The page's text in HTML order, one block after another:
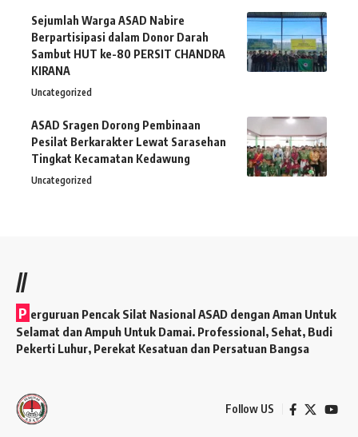
Sejumlah Warga ASAD Nabire
Berpartisipasi dalam Donor Darah
Sambut HUT ke-80 PERSIT CHANDRA
KIRANA
Uncategorized
ASAD Sragen Dorong Pembinaan
Pesilat Berkarakter Lewat Sarasehan
Tingkat Kecamatan Kedawung
Uncategorized
//
P erguruan Pencak Silat Nasional ASAD dengan Aman Untuk
Selamat dan Ampuh Untuk Damai. Professional, Sehat, Budi
Pekerti Luhur, Perekat Kesatuan dan Persatuan Bangsa
Follow US